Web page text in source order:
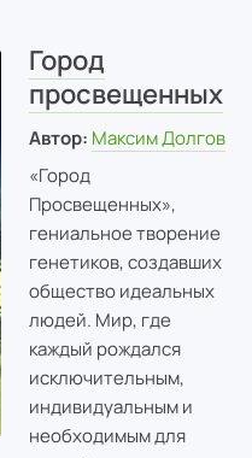
Город
просвещенных
Автор: Максим Долгов
«Город
Просвещенных»,
гениальное творение
генетиков, создавших
общество идеальных
людей. Мир, где
каждый рождался
исключительным,
индивидуальным и
необходимым для